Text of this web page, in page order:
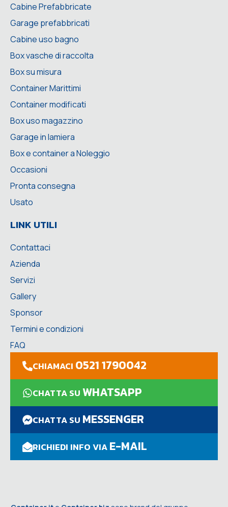
Cabine Prefabbricate
Garage prefabbricati
Cabine uso bagno
Box vasche di raccolta
Box su misura
Container Marittimi
Container modificati
Box uso magazzino
Garage in lamiera
Box e container a Noleggio
Occasioni
Pronta consegna
Usato
LINK UTILI
Contattaci
Azienda
Servizi
Gallery
Sponsor
Termini e condizioni
FAQ
CHIAMACI 0521 1790042
CHATTA SUWHATSAPP
CHATTA SU MESSENGER
RICHIEDI INFO VIAE-MAIL